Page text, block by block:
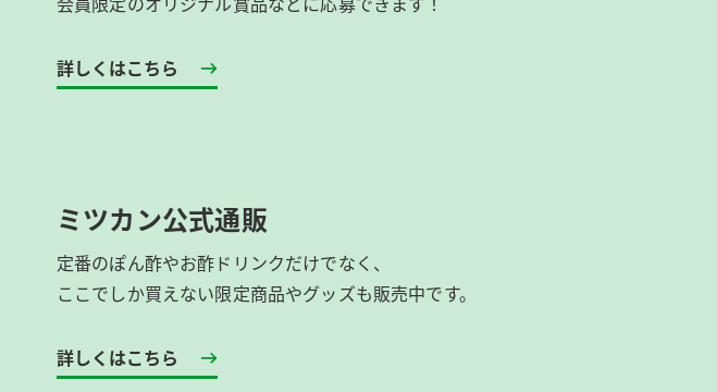
詳しくはこちら
ミツカン公式通販
定番のぽん酢やお酢ドリンクだけでなく、
ここでしか買えない限定商品やグッズも販売中です。
詳しくはこちら